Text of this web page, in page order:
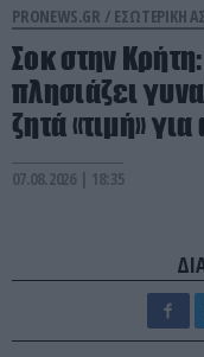
PRONEWS.GR / ΕΣΩΤΕΡΙΚΗ
Σοκ στην
πλησιάζει
ζητά «τιμή»
07.08.2026 | 18:35